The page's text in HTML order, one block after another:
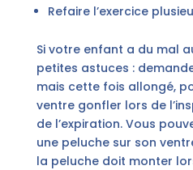
Refaire l’exercice
Si votre enfant a du mal
petites astuces :
mais cette fois allongé,
ventre gonfler lors de
de l’expiration. Vous
une peluche sur son
la peluche doit monter